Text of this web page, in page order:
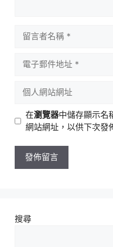
址
站
址
在瀏覽器中儲存顯示名
網站網址，以供下次發
搜尋